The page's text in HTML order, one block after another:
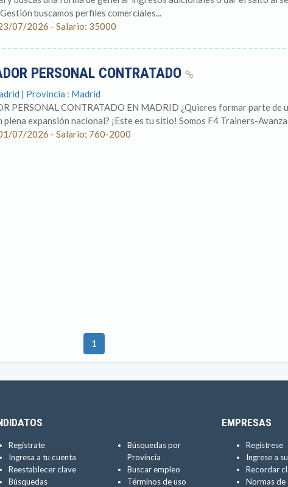
buscamos perfiles comerciales...
07/2026 - Salario: 35000
PERSONAL CONTRATADO
| Provincia : Madrid
PERSONAL CONTRATADO EN MADRID ¿Quieres formar parte de
plena expansión nacional? ¡Este es tu sitio! Somos F4 Trainers-
07/2026 - Salario: 760-2000
1
Regístrate
Ingresa a tu cuenta
Reestablecer clave
Búsquedas
Búsquedas por
Provincia
Buscar empleo
Términos de uso
EMPRESAS
Regístrese
Ingrese a
Recordar
Normas de